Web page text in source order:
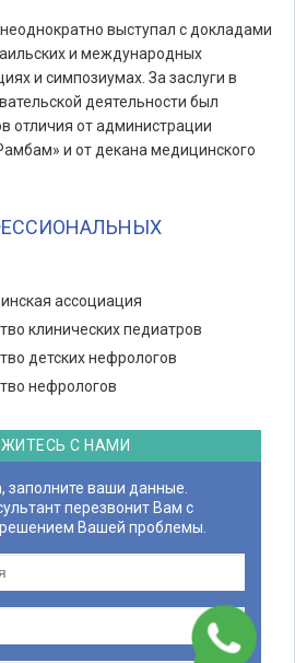
выступал с докладами
и международных
и симпозиумах. За заслуги в
деятельности был
отличия от администрации
и от декана медицинского
ассоциация
клинических педиатров
детских нефрологов
нефрологов
С НАМИ
заполните ваши данные.
перезвонит Вам с
Вашей проблемы.